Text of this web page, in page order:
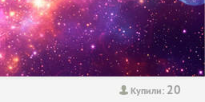
Купили: 20